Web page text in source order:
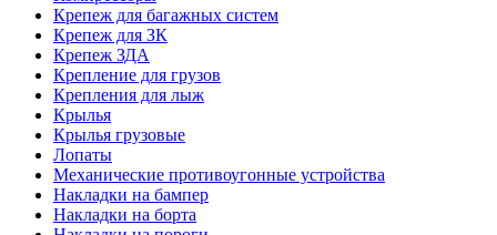
Крепеж для багажных систем
Крепеж для ЗК
Крепеж ЗДА
Крепление для грузов
Крепления для лыж
Крылья
Крылья грузовые
Лопаты
Механические противоугонные устройства
Накладки на бампер
Накладки на борта